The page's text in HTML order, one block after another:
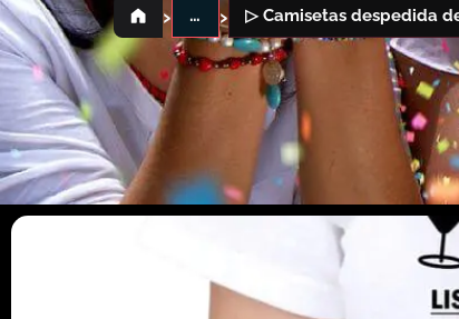
› … › ▷ Camisetas despedida